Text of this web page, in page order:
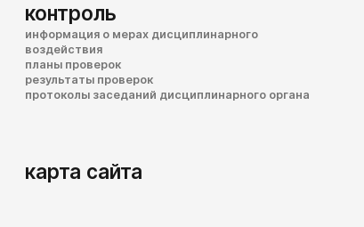
контроль
информация о мерах дисциплинарного
воздействия
планы проверок
результаты проверок
протоколы заседаний дисциплинарного органа
карта сайта